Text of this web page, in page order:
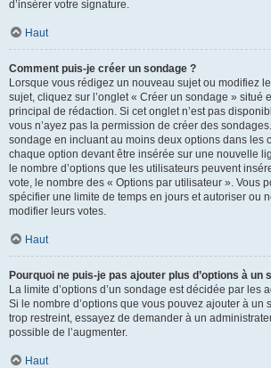
d’insérer votre signature.
Haut
Comment puis-je créer un sondage ?
Lorsque vous rédigez un nouveau sujet ou modifiez
sujet, cliquez sur l’onglet « Créer un sondage » situé
principal de rédaction. Si cet onglet n’est pas
vous n’ayez pas la permission de créer des
sondage en incluant au moins deux options dans les
chaque option devant être insérée sur une nouvelle
le nombre d’options que les utilisateurs peuvent
vote, le nombre des « Options par utilisateur ». Vous
spécifier une limite de temps en jours et autoriser ou
modifier leurs votes.
Haut
Pourquoi ne puis-je pas ajouter plus d’options à un
La limite d’options d’un sondage est décidée par les
Si le nombre d’options que vous pouvez ajouter à un
trop restreint, essayez de demander à un
possible de l’augmenter.
Haut